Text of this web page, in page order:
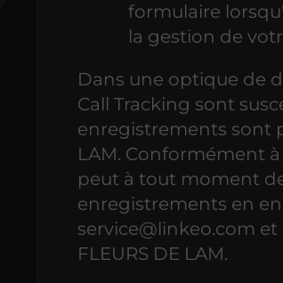
formulaire
la gestion de
Dans une optique de
Call Tracking sont
enregistrements sont
LAM. Conformément
peut à tout moment
enregistrements en
service@linkeo.com
FLEURS DE LAM.